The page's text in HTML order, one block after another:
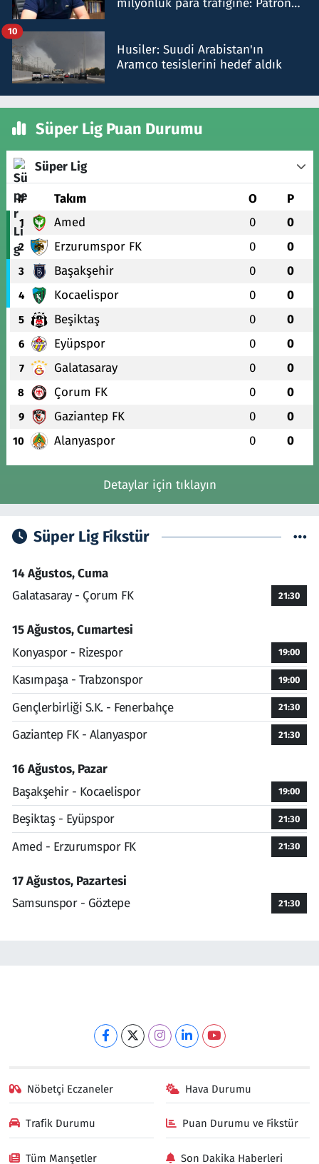
milyonluk para trafiğine: Patron
Husiler: Suudi Arabistan'ın
Aramco tesislerini hedef aldık
10
Süper Lig Puan Durumu
Süper Lig
# Takım O P
1 Amed 0 0
2 Erzurumspor FK 0 0
3 Başakşehir 0 0
4 Kocaelispor 0 0
5 Beşiktaş 0 0
6 Eyüpspor 0 0
7 Galatasaray 0 0
8 Çorum FK 0 0
9 Gaziantep FK 0 0
10 Alanyaspor 0 0
Detaylar için tıklayın
Süper Lig Fikstür
14 Ağustos, Cuma
Galatasaray - Çorum FK
21:30
15 Ağustos, Cumartesi
Konyaspor - Rizespor
19:00
Kasımpaşa - Trabzonspor 19:00
Gençlerbirliği S.K. - Fenerbahçe 21:30
Gaziantep FK - Alanyaspor 21:30
16 Ağustos, Pazar
Başakşehir - Kocaelispor
19:00
Beşiktaş - Eyüpspor 21:30
Amed - Erzurumspor FK 21:30
17 Ağustos, Pazartesi
Samsunspor - Göztepe
21:30
Nöbetçi Eczaneler Hava Durumu
Trafik Durumu Puan Durumu ve Fikstür
Tüm Manşetler Son Dakika Haberleri